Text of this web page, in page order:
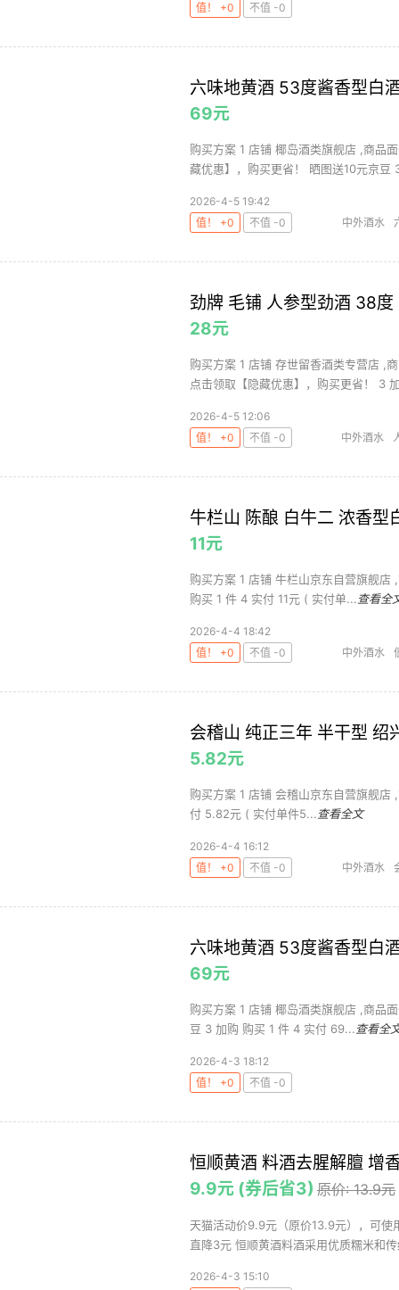
值！ +0 不值 -0
六味地黄酒 53度酱香型白
69元
购买方案 1 店铺 椰岛酒类旗舰店 ,商品
藏优惠】，购买更省！ 晒图送10元京豆
2026-4-5 19:42
值！ +0
不值 -0 中外酒水
劲牌 毛铺 人参型劲酒 38
28元
购买方案 1 店铺 存世留香酒类专营店 ,
点击领取【隐藏优惠】，购买更省！ 3
2026-4-5 12:06
值！ +0
不值 -0 中外酒水
牛栏山 陈酿 白牛二 浓香
11元
购买方案 1 店铺 牛栏山京东自营旗舰
购买 1 件 4 实付 11元 ( 实付单... 查看全
2026-4-4 18:42
值！ +0
不值 -0 中外酒水
会稽山 纯正三年 半干型
5.82元
购买方案 1 店铺 会稽山京东自营旗舰
付 5.82元 ( 实付单件5... 查看全文
2026-4-4 16:12
值！ +0
不值 -0 中外酒水
六味地黄酒 53度酱香型白
69元
购买方案 1 店铺 椰岛酒类旗舰店 ,商品
豆 3 加购 购买 1 件 4 实付 69... 查看全
2026-4-3 18:12
值！ +0
不值 -0
恒顺黄酒 料酒去腥解膻 增
9.9元 (券后省3) 原价: 13.9元
天猫活动价9.9元（原价13.9元），可
直降3元 恒顺黄酒料酒采用优质糯米和
2026-4-3 15:10